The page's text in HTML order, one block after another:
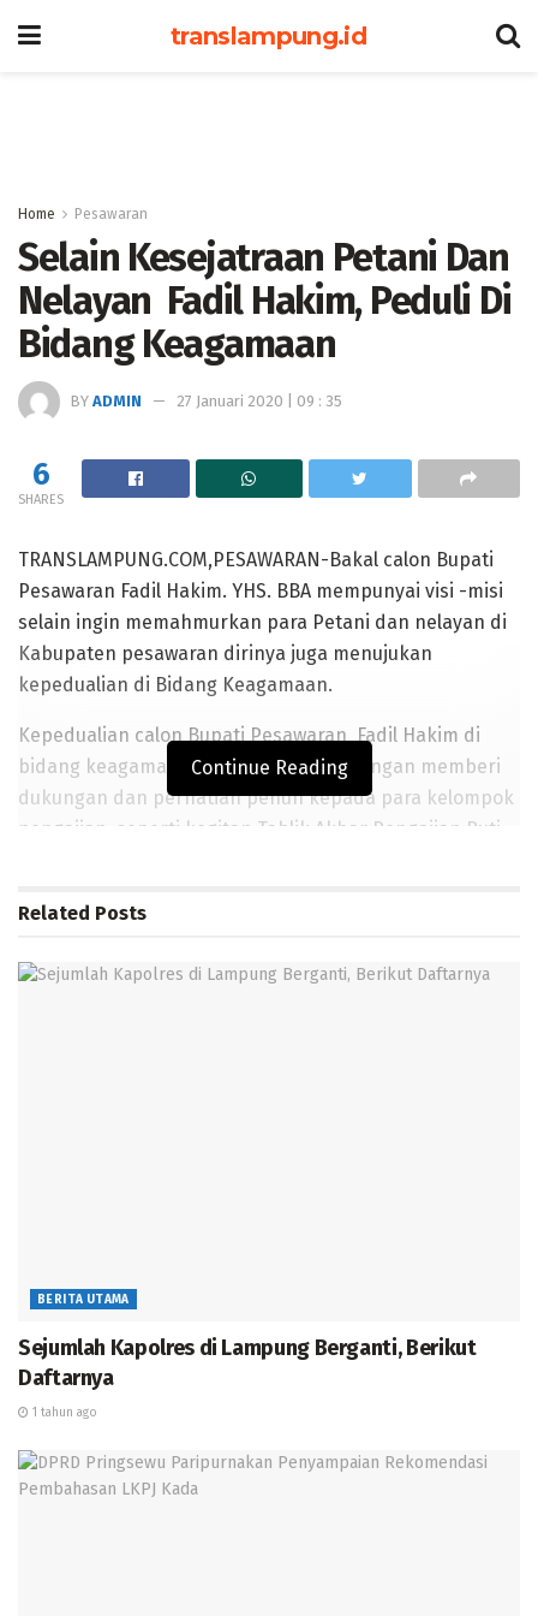
translampung.id
Home Pesawaran
Selain Kesejatraan Petani Dan
Nelayan Fadil Hakim, Peduli Di
Bidang Keagamaan
BY ADMIN 27 Januari 2020 | 09 : 35
6
SHARES
TRANSLAMPUNG.COM,PESAWARAN-Bakal calon Bupati
Pesawaran Fadil Hakim. YHS. BBA mempunyai visi -misi
selain ingin memahmurkan para Petani dan nelayan di
Kabupaten pesawaran dirinya juga menujukan
kepedualian di Bidang Keagamaan.
Kepedualian calon Bupati Pesawaran Fadil Hakim di
bidang keagamaan ini di tunjukanya dengan memberi
dukungan dan perhatian penuh kepada para kelompok
pengajian, seperti kegitan Tablik Akbar Pengajian Ruti
kecamatan Punduh Pidada pada,Minggu,(26/01/2020).
Hal ini di benarkan oleh koordinator kelompok
pengajian di Kecamatan Punduh Pidada Busroni,dirinya
Continue Reading
Related Posts
BERITA UTAMA
Sejumlah Kapolres di Lampung Berganti, Berikut
Daftarnya
1 tahun ago